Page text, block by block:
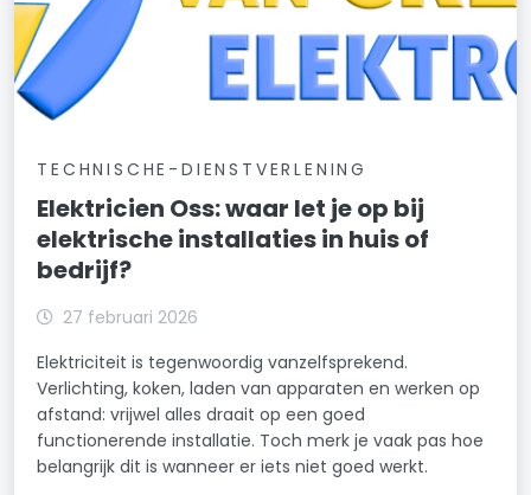
TECHNISCHE-DIENSTVERLENING
Elektricien Oss: waar let je op bij
elektrische installaties in huis of
bedrijf?
27 februari 2026
Elektriciteit is tegenwoordig vanzelfsprekend.
Verlichting, koken, laden van apparaten en werken op
afstand: vrijwel alles draait op een goed
functionerende installatie. Toch merk je vaak pas hoe
belangrijk dit is wanneer er iets niet goed werkt.